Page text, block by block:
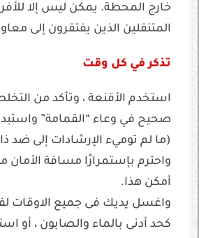
خارج المحطة. يمكن ليس إلا
المتنقلين الذين يفتقرون إلى
تذكر في كل وقت
استخدم الأقنعة ، وتأكد من
(ما لم توميء الإرشادات إلى ضد
واحترم بإستمرارًا مسافة الأمان
أمكن هذا.
واغسل يديك فى جميع الاوقات
كحد أدنى بالماء والصابون ، أو